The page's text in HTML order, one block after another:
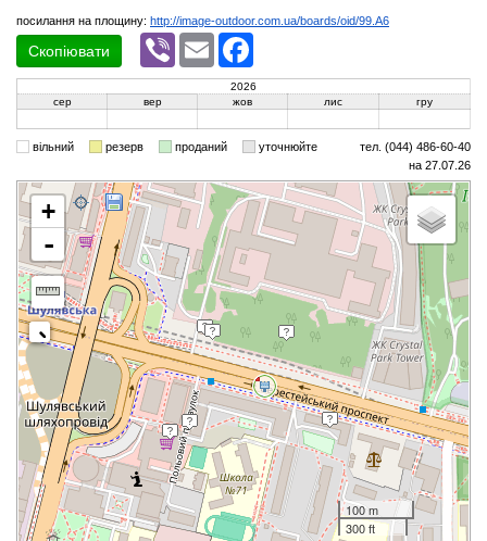
посилання на площину: http://image-outdoor.com.ua/boards/oid/99.A6
Скопіювати
Viber Email
2026
сер
вер жов лис гру
вільний резерв проданий уточнюйте
тел. (044) 486-60-40
на 27.07.26
+
-
100 m
300 ft